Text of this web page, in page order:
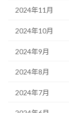
2024年11月
2024年10月
2024年9月
2024年8月
2024年7月